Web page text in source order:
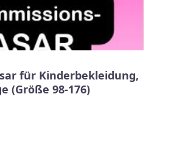
für Kinderbekleidung,
(Größe 98-176)